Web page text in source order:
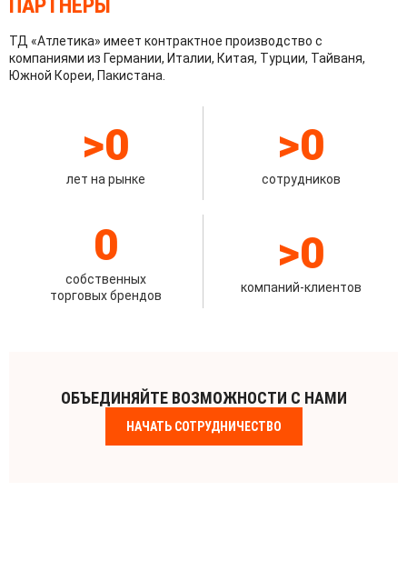
ПАРТНЕРЫ
ТД «Атлетика» имеет контрактное производство с
компаниями из Германии, Италии, Китая, Турции, Тайваня,
Южной Кореи, Пакистана.
>0
лет на рынке
>0
сотрудников
0
собственных
торговых брендов
>0
компаний-клиентов
ОБЪЕДИНЯЙТЕ ВОЗМОЖНОСТИ С НАМИ
НАЧАТЬ СОТРУДНИЧЕСТВО